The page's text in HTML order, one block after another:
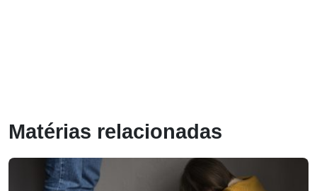
Matérias relacionadas